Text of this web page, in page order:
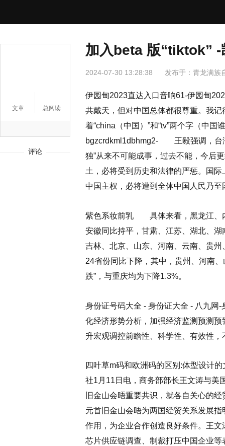
文章 总阅读
评论
加入beta 版“tiktok” -
2024-07-30 13:28:38 发布于： 青龙满族
伊园甸2023直达入口音响61-伊园甸
共戴天，但对中国总体都很尊重。我
着“china（中国）”和“tv”两个字（中
bgzcrdkml1dbhmg2- 王毅强调，台
独”从来不可能成事，过去不能，今后
土，必将受到历史和法律的严惩。国
中国主权，必将遭到全体中国人民乃
紫色系妆前乳 具体来看，黑龙江、
安徽同比持平，甘肃、江苏、湖北、
吉林、北京、山东、河南、云南、贵
24省份同比下降，其中，贵州、河南
跌”，与重庆均为下降1.3%。
身份证号码大全 - 身份证大全 - 八九
化经济形势分析，加强经济监测预测
升宏观调控前瞻性、科学性、有效性
四叶草m码和欧洲码的区别:体型设
社1月11日电，商务部部长王文涛与美
旧金山会晤重要共识，就各自关心的
元首旧金山会晤为两国经贸关系发展
作用，为企业合作创造良好条件。王
芯片供应链调查、制裁打压中国企业